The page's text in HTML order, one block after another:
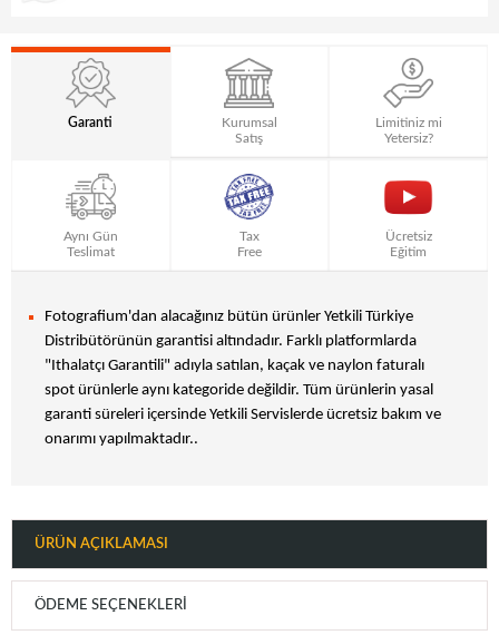
Garanti
Kurumsal
Satış
Limitiniz mi
Yetersiz?
Aynı Gün
Teslimat
Tax
Free
Ücretsiz
Eğitim
Fotografium'dan alacağınız bütün ürünler Yetkili Türkiye
Distribütörünün garantisi altındadır. Farklı platformlarda
"Ithalatçı Garantili" adıyla satılan, kaçak ve naylon faturalı
spot ürünlerle aynı kategoride değildir. Tüm ürünlerin yasal
garanti süreleri içersinde Yetkili Servislerde ücretsiz bakım ve
onarımı yapılmaktadır..
ÜRÜN AÇIKLAMASI
ÖDEME SEÇENEKLERI